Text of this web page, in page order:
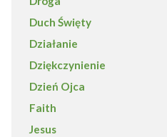
Duch Święty
Działanie
Dziękczynienie
Dzień Ojca
Faith
Jesus